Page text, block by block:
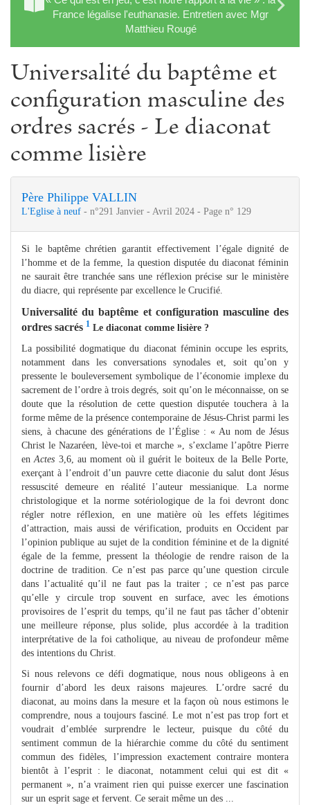
France légalise l'euthanasie. Entretien avec Mgr
Matthieu Rougé
Universalité du baptême et
configuration masculine des
ordres sacrés - Le diaconat
comme lisière
Père Philippe VALLIN
L'Eglise à neuf - n°291 Janvier - Avril 2024 - Page n° 129
Si le baptême chrétien garantit effectivement l’égale dignité de
l’homme et de la femme, la question disputée du diaconat féminin
ne saurait être tranchée sans une réflexion précise sur le ministère
du diacre, qui représente par excellence le Crucifié.
Universalité du baptême et configuration masculine des
ordres sacrés 1 Le diaconat comme lisière ?
La possibilité dogmatique du diaconat féminin occupe les esprits,
notamment dans les conversations synodales et, soit qu’on y
pressente le bouleversement symbolique de l’économie implexe du
sacrement de l’ordre à trois degrés, soit qu’on le méconnaisse, on se
doute que la résolution de cette question disputée touchera à la
forme même de la présence contemporaine de Jésus-Christ parmi les
siens, à chacune des générations de l’Église : « Au nom de Jésus
Christ le Nazaréen, lève-toi et marche », s’exclame l’apôtre Pierre
enActes 3,6, au moment où il guérit le boiteux de la Belle Porte,
exerçant à l’endroit d’un pauvre cette diaconie du salut dont Jésus
ressuscité demeure en réalité l’auteur messianique. La norme
christologique et la norme sotériologique de la foi devront donc
régler notre réflexion, en une matière où les effets légitimes
d’attraction, mais aussi de vérification, produits en Occident par
l’opinion publique au sujet de la condition féminine et de la dignité
égale de la femme, pressent la théologie de rendre raison de la
doctrine de tradition. Ce n’est pas parce qu’une question circule
dans l’actualité qu’il ne faut pas la traiter ; ce n’est pas parce
qu’elle y circule trop souvent en surface, avec les émotions
provisoires de l’esprit du temps, qu’il ne faut pas tâcher d’obtenir
une meilleure réponse, plus solide, plus accordée à la tradition
interprétative de la foi catholique, au niveau de profondeur même
des intentions du Christ.
Si nous relevons ce défi dogmatique, nous nous obligeons à en
fournir d’abord les deux raisons majeures. L’ordre sacré du
diaconat, au moins dans la mesure et la façon où nous estimons le
comprendre, nous a toujours fasciné. Le mot n’est pas trop fort et
voudrait d’emblée surprendre le lecteur, puisque du côté du
sentiment commun de la hiérarchie comme du côté du sentiment
commun des fidèles, l’impression exactement contraire montera
bientôt à l’esprit : le diaconat, notamment celui qui est dit «
permanent », n’a vraiment rien qui puisse exercer une fascination
sur un esprit sage et fervent. Ce serait même un des ...